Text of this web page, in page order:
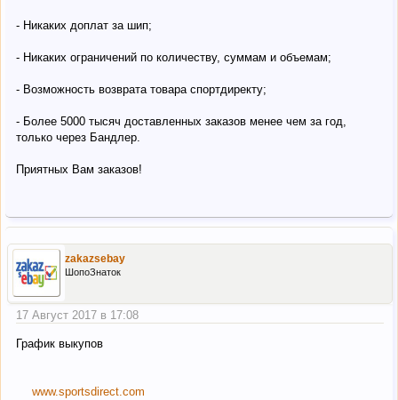
- Никаких доплат за шип;
- Никаких ограничений по количеству, суммам и объемам;
- Возможность возврата товара спортдиректу;
- Более 5000 тысяч доставленных заказов менее чем за год,
только через Бандлер.
Приятных Вам заказов!
zakazsebay
ШопоЗнаток
17 Август 2017 в 17:08
График выкупов
www.sportsdirect.com